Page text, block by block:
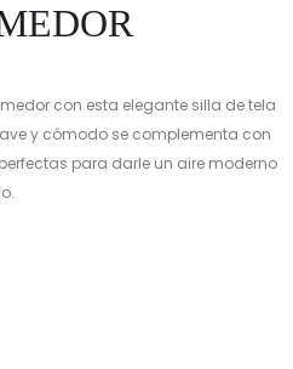
con esta elegante silla de tela
y cómodo se complementa con
para darle un aire moderno